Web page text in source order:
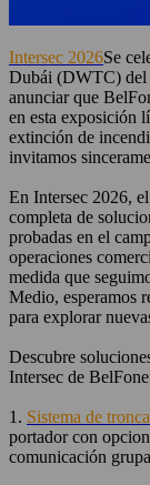
Intersec 2026Se
Dubái (DWTC) del
anunciar que
en esta exposición
extinción de
invitamos
En Intersec 2026,
completa de
probadas en el
operaciones
medida que
Medio, esperamos
para explorar
Descubre
Intersec de
1. Sistema de
portador con
comunicación